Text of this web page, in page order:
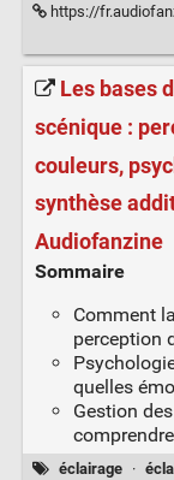
https://
Les bases
scénique :
couleurs,
synthèse
Audiofanzine
Sommaire
Comment
perception
quelles
Gestion
éclairage ·